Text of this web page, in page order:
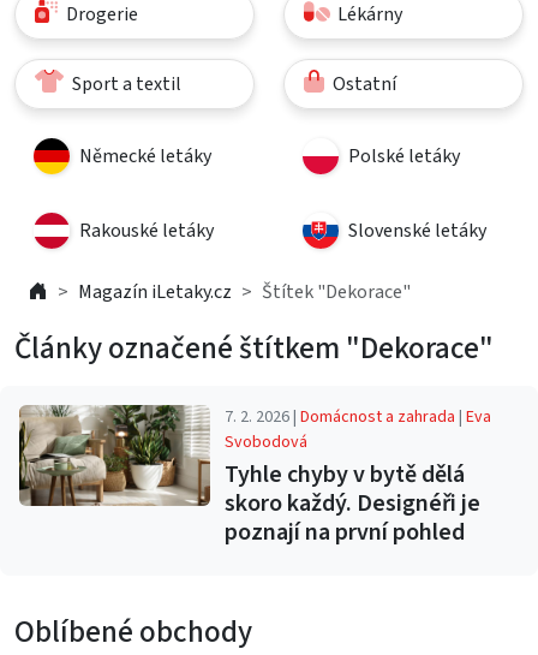
Drogerie Lékárny
Sport a textil Ostatní
Německé letáky Polské letáky
Rakouské letáky Slovenské letáky
Magazín iLetaky.cz Štítek "Dekorace"
Články označené štítkem "Dekorace"
7. 2. 2026 |Domácnost a zahrada |Eva
Svobodová
Tyhle chyby v bytě dělá
skoro každý. Designéři je
poznají na první pohled
Oblíbené obchody